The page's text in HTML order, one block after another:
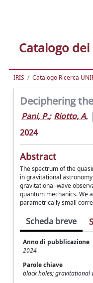
Catalogo
IRIS Catalogo Ricerca
Deciphering
Pani, P.; Riotto, A.
2024
Abstract
The spectrum of the
in gravitational
gravitational-wave
quantum mechanics. We
parametrically small
Scheda breve
Anno di pubblicazione
2024
Parole chiave
black holes; gravitational